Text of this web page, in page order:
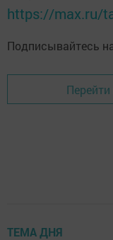
https://max.ru/
Подписывайтесь
ТЕМА ДНЯ